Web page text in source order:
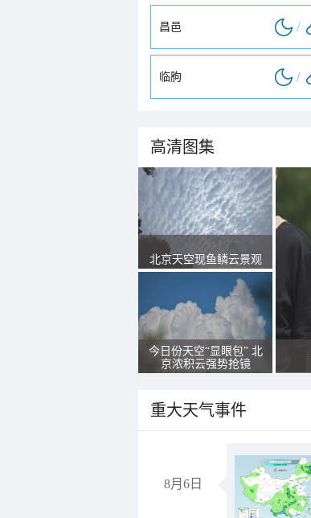
昌邑 /
临朐 /
高清图集
北京天空现鱼鳞云景观
今日份天空“显眼包” 北
京浓积云强势抢镜
重大天气事件
8月6日